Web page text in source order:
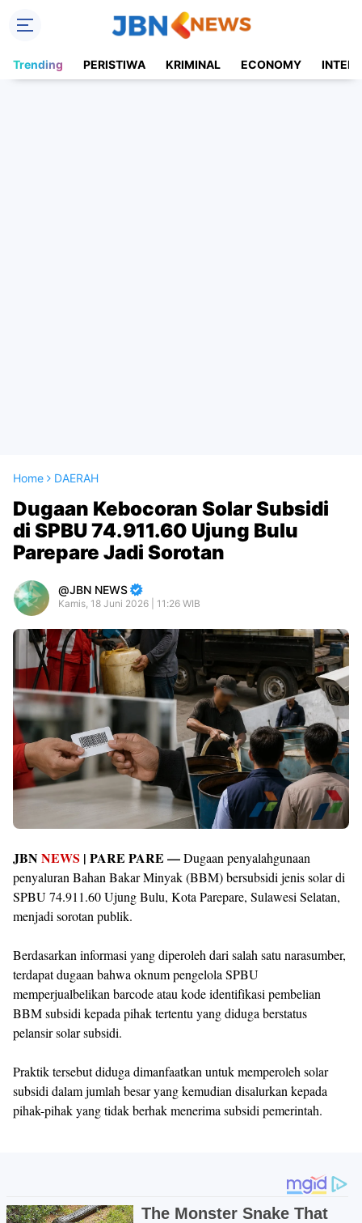
Trending PERISTIWA KRIMINAL ECONOMY
Home DAERAH
Dugaan Kebocoran Solar Subsidi
di SPBU 74.911.60 Ujung Bulu
Parepare Jadi Sorotan
JBN NEWS
Kamis, 18 Juni 2026 | 11:26 WIB
JBNNEWS | PARE PARE —Dugaan penyalahgunaan
penyaluran Bahan Bakar Minyak (BBM) bersubsidi jenis solar di
SPBU 74.911.60 Ujung Bulu, Kota Parepare, Sulawesi Selatan,
menjadi sorotan publik.
Berdasarkan informasi yang diperoleh dari salah satu narasumber,
terdapat dugaan bahwa oknum pengelola SPBU
memperjualbelikan barcode atau kode identifikasi pembelian
BBM subsidi kepada pihak tertentu yang diduga berstatus
pelansir solar subsidi.
Praktik tersebut diduga dimanfaatkan untuk memperoleh solar
subsidi dalam jumlah besar yang kemudian disalurkan kepada
pihak-pihak yang tidak berhak menerima subsidi pemerintah.